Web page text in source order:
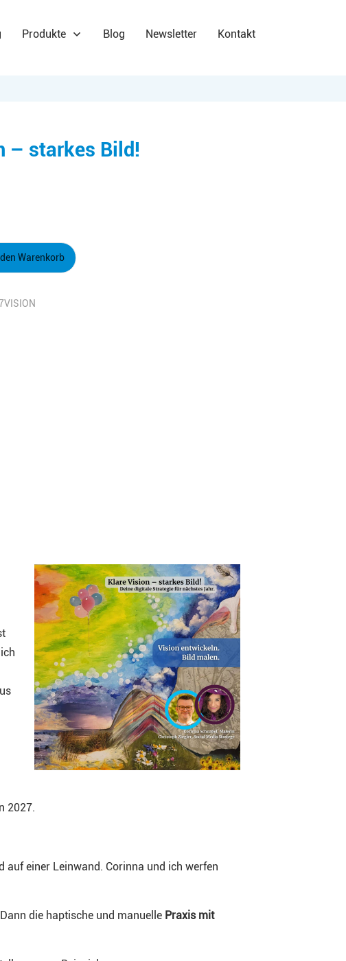
Produkte Blog Newsletter Kontakt
– starkes Bild!
den Warenkorb
2027.
einer Leinwand. Corinna und ich werfen
die haptische und manuelle Praxis mit